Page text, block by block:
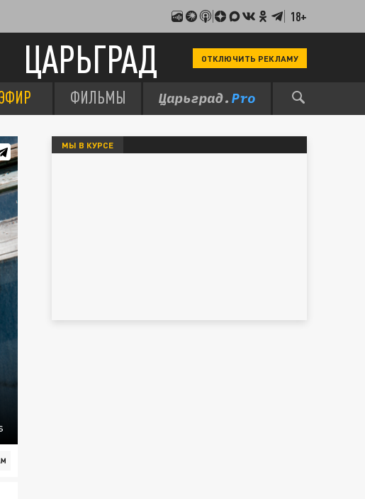
18+
ЦАРЬГРАД ОТКЛЮЧИТЬ РЕКЛАМУ
ФИЛЬМЫ
МЫ В КУРСЕ